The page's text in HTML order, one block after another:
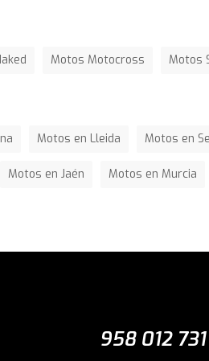
Motos Motocross Motos
Motos en Lleida Motos en
Motos en Jaén Motos en Murcia
958 012 731